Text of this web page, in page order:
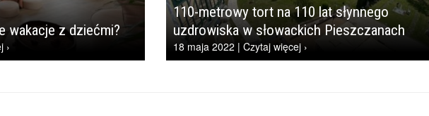
wakacje z dziećmi?
›
110-metrowy tort na 110 lat słynnego
uzdrowiska w słowackich Pieszczanach
18 maja 2022 | Czytaj więcej ›